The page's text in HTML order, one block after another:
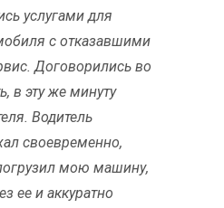
услугами для
с отказавшими
Договорились во
в эту же минуту
Водитель
своевременно,
мою машину,
ее и аккуратно